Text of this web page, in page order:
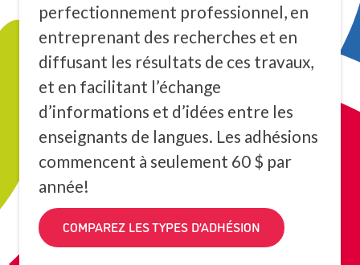
perfectionnement professionnel, en
entreprenant des recherches et en
diffusant les résultats de ces travaux,
et en facilitant l’échange
d’informations et d’idées entre les
enseignants de langues. Les adhésions
commencent à seulement 60 $ par
année!
COMPAREZ LES TYPES D’ADHÉSION